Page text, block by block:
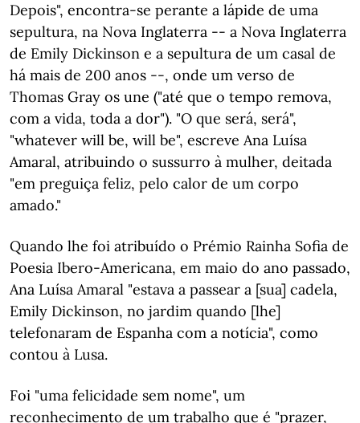
Depois", encontra-se perante a lápide de uma
sepultura, na Nova Inglaterra -- a Nova Inglaterra
de Emily Dickinson e a sepultura de um casal de
há mais de 200 anos --, onde um verso de
Thomas Gray os une ("até que o tempo remova,
com a vida, toda a dor"). "O que será, será",
"whatever will be, will be", escreve Ana Luísa
Amaral, atribuindo o sussurro à mulher, deitada
"em preguiça feliz, pelo calor de um corpo
amado."
Quando lhe foi atribuído o Prémio Rainha Sofia de
Poesia Ibero-Americana, em maio do ano passado,
Ana Luísa Amaral "estava a passear a [sua] cadela,
Emily Dickinson, no jardim quando [lhe]
telefonaram de Espanha com a notícia", como
contou à Lusa.
Foi "uma felicidade sem nome", um
reconhecimento de um trabalho que é "prazer,